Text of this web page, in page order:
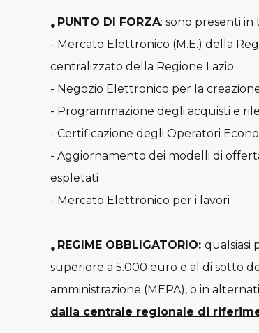
● PUNTO DI FORZA: sono presenti
- Mercato Elettronico (M.E.) della
centralizzato della Regione Lazio
- Negozio Elettronico per la
- Programmazione degli acquisti e
- Certificazione degli Operatori
- Aggiornamento dei modelli di
espletati
- Mercato Elettronico per i lavori
● REGIME OBBLIGATORIO: qualsiasi
superiore a 5.000 euro e al di sotto
amministrazione (MEPA), o in
dalla centrale regionale di